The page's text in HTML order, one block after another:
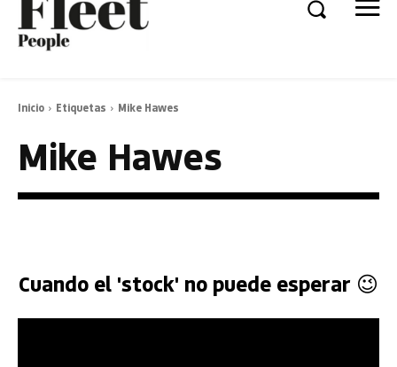
Inicio Etiquetas Mike Hawes
Mike Hawes
Cuando el 'stock' no puede esperar 😉